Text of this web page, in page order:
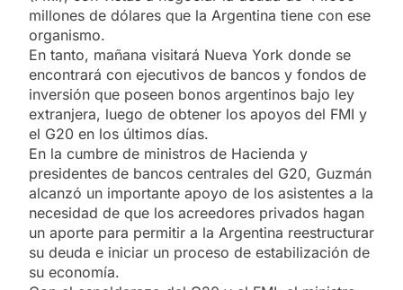
millones de dólares que la Argentina tiene con ese
organismo.
En tanto, mañana visitará Nueva York donde se
encontrará con ejecutivos de bancos y fondos de
inversión que poseen bonos argentinos bajo ley
extranjera, luego de obtener los apoyos del FMI y
el G20 en los últimos días.
En la cumbre de ministros de Hacienda y
presidentes de bancos centrales del G20, Guzmán
alcanzó un importante apoyo de los asistentes a la
necesidad de que los acreedores privados hagan
un aporte para permitir a la Argentina reestructurar
su deuda e iniciar un proceso de estabilización de
su economía.